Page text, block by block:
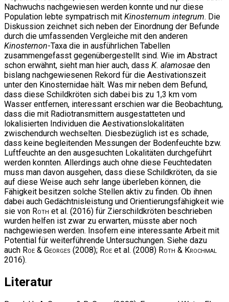
Nachwuchs nachgewiesen werden konnte und nur diese
Population lebte sympatrisch mit Kinosternum integrum. Die
Diskussion zeichnet sich neben der Einordnung der Befunde
durch die umfassenden Vergleiche mit den anderen
Kinosternon-Taxa die in ausführlichen Tabellen
zusammengefasst gegenübergestellt sind. Wie im Abstract
schon erwähnt, sieht man hier auch, dass K. alamosae den
bislang nachgewiesenen Rekord für die Aestivationszeit
unter den Kinosternidae hält. Was mir neben dem Befund,
dass diese Schildkröten sich dabei bis zu 1,3 km vom
Wasser entfernen, interessant erschien war die Beobachtung,
dass die mit Radiotransmittern ausgestatteten und
lokalisierten Individuen die Aestivationslokalitäten
zwischendurch wechselten. Diesbezüglich ist es schade,
dass keine begleitenden Messungen der Bodenfeuchte bzw.
Luftfeuchte an den ausgesuchten Lokalitäten durchgeführt
werden konnten. Allerdings auch ohne diese Feuchtedaten
muss man davon ausgehen, dass diese Schildkröten, da sie
auf diese Weise auch sehr lange überleben können, die
Fähigkeit besitzen solche Stellen aktiv zu finden. Ob ihnen
dabei auch Gedächtnisleistung und Orientierungsfähigkeit wie
sie von Roth et al. (2016) für Zierschildkröten beschrieben
wurden helfen ist zwar zu erwarten, müsste aber noch
nachgewiesen werden. Insofern eine interessante Arbeit mit
Potential für weiterführende Untersuchungen. Siehe dazu
auch Roe & Georges (2008); Roe et al. (2008) Roth & Krochmal
2016).
Literatur